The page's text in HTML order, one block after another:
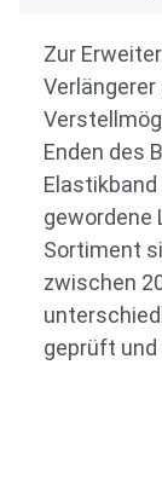
Zur
Enden des
gewordene
Sortiment
zwischen
geprüft und